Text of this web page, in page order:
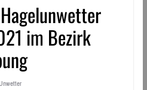
im Bezirk